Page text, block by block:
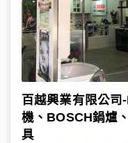
百越興業有限公司
機、BOSCH鍋爐
具